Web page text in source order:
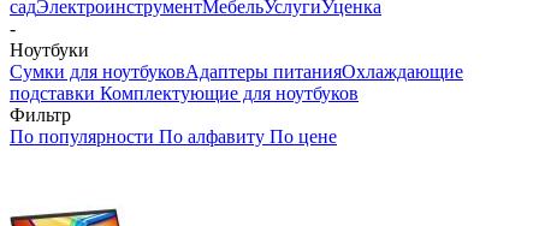
садЭлектроинструментМебельУслугиУценка
-
Ноутбуки
Сумки для ноутбуковАдаптеры питанияОхлаждающие
подставки Комплектующие для ноутбуков
Фильтр
По популярности По алфавиту По цене